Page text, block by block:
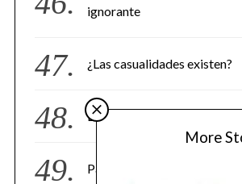
ignorante
¿Las casualidades existen?
La misión de vida
Patrón: El depredador/a
More